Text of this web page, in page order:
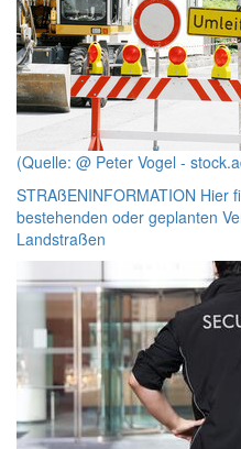
(Quelle: @ Peter Vogel -
STRAßENINFORMATION Hier
bestehenden oder geplanten
Landstraßen